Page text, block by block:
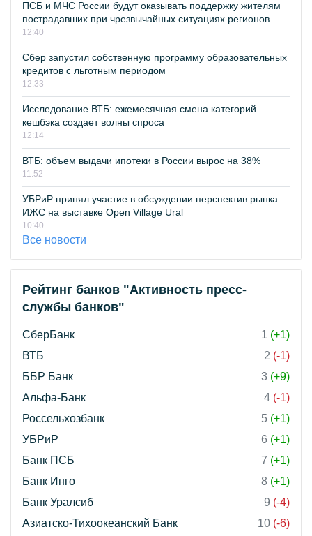
ПСБ и МЧС России будут оказывать поддержку жителям
пострадавших при чрезвычайных ситуациях регионов
12:40
Сбер запустил собственную программу образовательных
кредитов с льготным периодом
12:33
Исследование ВТБ: ежемесячная смена категорий
кешбэка создает волны спроса
12:14
ВТБ: объем выдачи ипотеки в России вырос на 38%
11:52
УБРиР принял участие в обсуждении перспектив рынка
ИЖС на выставке Open Village Ural
10:40
Все новости
Рейтинг банков "Активность пресс-
службы банков"
СберБанк 1 (+1)
ВТБ
2 (-1)
ББР Банк
3 (+9)
Альфа-Банк
4 (-1)
Россельхозбанк
5 (+1)
УБРиР
6 (+1)
Банк ПСБ
7 (+1)
Банк Инго
8 (+1)
Банк Уралсиб
9 (-4)
Азиатско-Тихоокеанский Банк
10 (-6)